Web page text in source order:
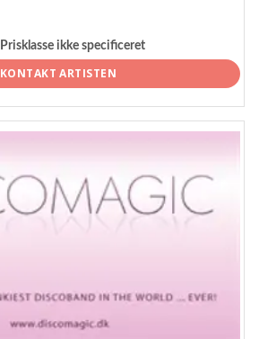
Prisklasse ikke specificeret
KONTAKT ARTISTEN